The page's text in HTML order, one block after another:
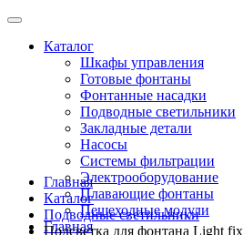
Каталог
Шкафы управления
Готовые фонтаны
Фонтанные насадки
Подводные светильники
Закладные детали
Насосы
Системы фильтрации
Электрооборудование
Плавающие фонтаны
Пешеходные модули
Главная
Главная
Каталог
Подводные светильники
Подсветка для фонтана Light